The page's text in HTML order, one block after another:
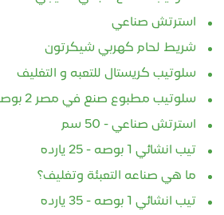
استرتش صناعي
شريط لحام كهربي شيكرتون
سلوتيب كريستال للتعبه و التغليف
سلوتيب مطبوع صنع في مصر 2 بوصه
استرتش صناعي - 50 سم
تيب انشائي 1 بوصه - 25 يارده
ما هي صناعه التعبئة وتغليف؟
تيب انشائي 1 بوصه - 35 يارده